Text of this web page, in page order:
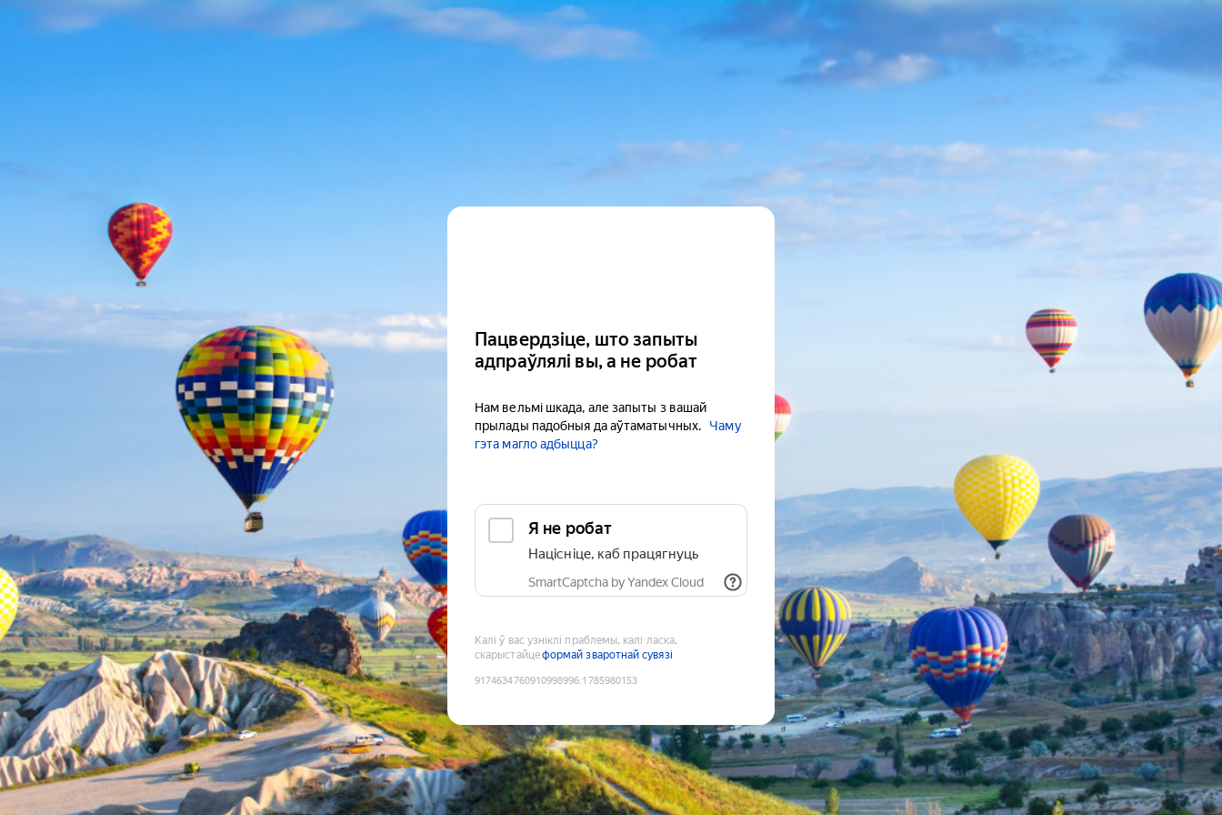
Пацвердзіце, што запыты
адпраўлялі вы, а не робат
Нам вельмі шкада, але запыты з вашай
прылады падобныя да аўтаматычных.
Чаму
гэта магло адбыцца?
Я не робат
Націсніце, каб працягнуць
SmartCaptcha by Yandex Cloud
Калі ў вас узніклі праблемы, калі ласка,
скарыстайцеформай зваротнай сувязі
9174634760910998996:1785980153